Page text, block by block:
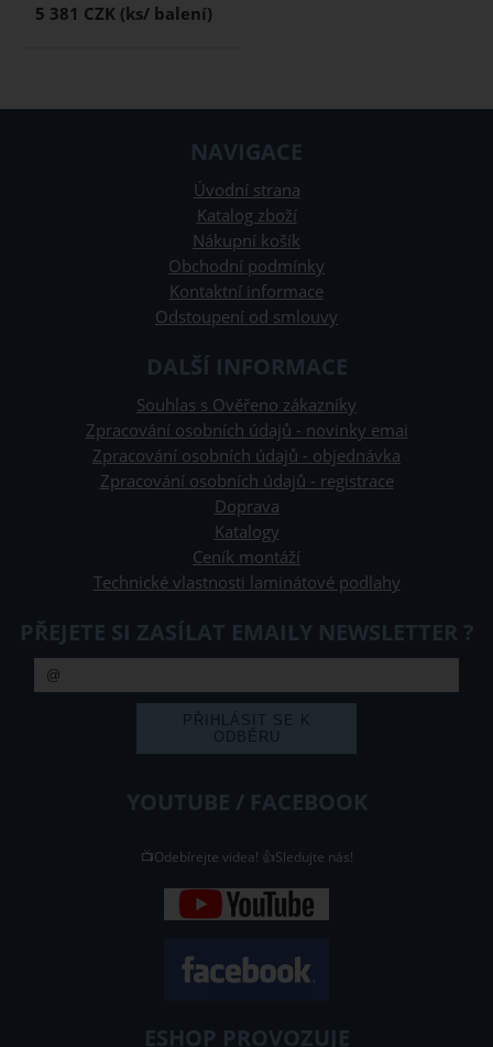
5 381 CZK
NAVIGACE
Úvodní strana
Katalog zboží
Nákupní košík
Obchodní podmínky
Kontaktní informace
Odstoupení od smlouvy
DALŠÍ INFORMACE
Souhlas s Ověřeno zákazníky
Zpracování osobních údajů - novinky emai
Zpracování osobních údajů - objednávka
Zpracování osobních údajů - registrace
Doprava
Katalogy
Ceník montáží
Technické vlastnosti laminátové podlahy
PŘEJETE SI ZASÍLAT EMAILY NEWSLETTER ?
YOUTUBE / FACEBOOK
📺Odebírejte videa! 👍Sledujte nás!
ESHOP PROVOZUJE